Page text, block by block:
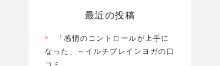
最近の投稿
「感情のコントロールが上手に
なった」～イルチブレインヨガの口
コミ